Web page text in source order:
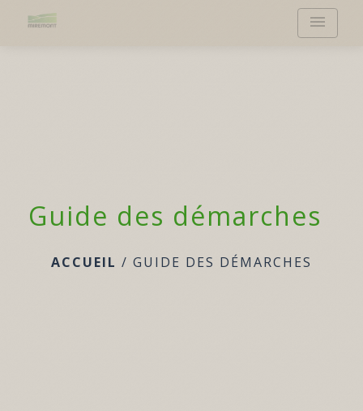
menu
Guide des démarches
ACCUEIL / GUIDE DES DÉMARCHES